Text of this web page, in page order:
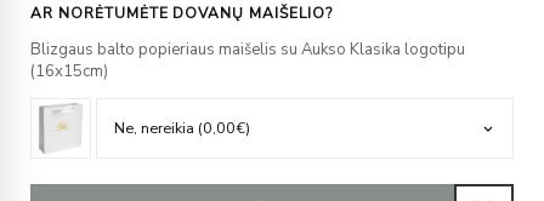
AR NORĖTUMĖTE DOVANŲ MAIŠELIO?
Blizgaus balto popieriaus maišelis su Aukso Klasika logotipu
(16x15cm)